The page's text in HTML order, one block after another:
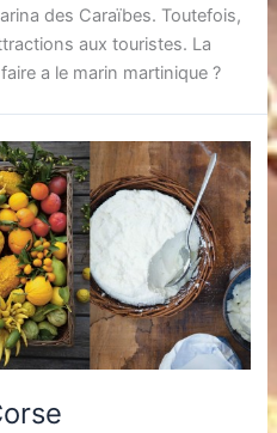
des Caraïbes. Toutefois,
aux touristes. La
a le marin martinique ?